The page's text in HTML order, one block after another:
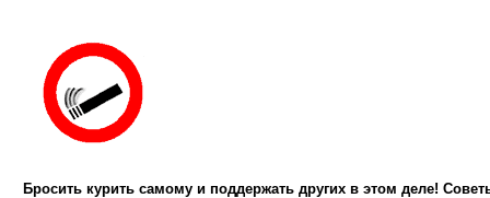
Бросить курить самому и поддержать других в этом деле!